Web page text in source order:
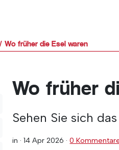
Wo früher die Esel waren
Wo früher
Sehen Sie sich
in ·14 Apr 2026 ·0